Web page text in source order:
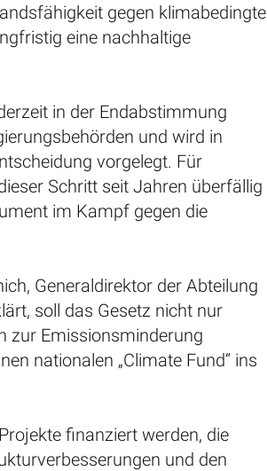
gegen klimabedingte
eine nachhaltige
in der Endabstimmung
und wird in
vorgelegt. Für
Schritt seit Jahren überfällig
im Kampf gegen die
Generaldirektor der Abteilung
soll das Gesetz nicht nur
zur Emissionsminderung
nationalen „Climate Fund“ ins
finanziert werden, die
und den